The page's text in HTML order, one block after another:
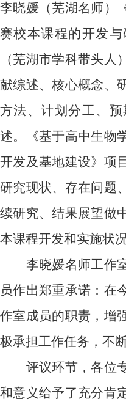
李晓媛（芜湖名师）
赛校本课程的开发
（芜湖市学科带头人
献综述、核心概念、
方法、计划分工、
述。《基于高中生物
开发及基地建设》项
研究现状、存在问题
续研究、结果展望做
本课程开发和实施状况
李晓媛名师工作
员作出郑重承诺：在
作室成员的职责，增
极承担工作任务，不
评议环节，各位
和意义给予了充分肯